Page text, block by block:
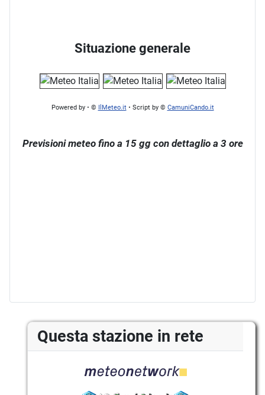
Questa stazione in rete
Situazione generale
Powered by· © IlMeteo.it · Script by © CamuniCando.it
Previsioni meteo fino a 15 gg con dettaglio a 3 ore